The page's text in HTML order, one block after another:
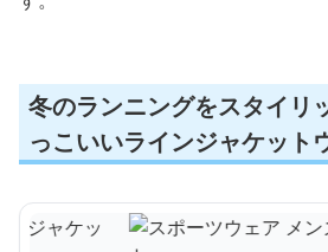
冬のランニングをスタイリ
っこいいラインジャケット